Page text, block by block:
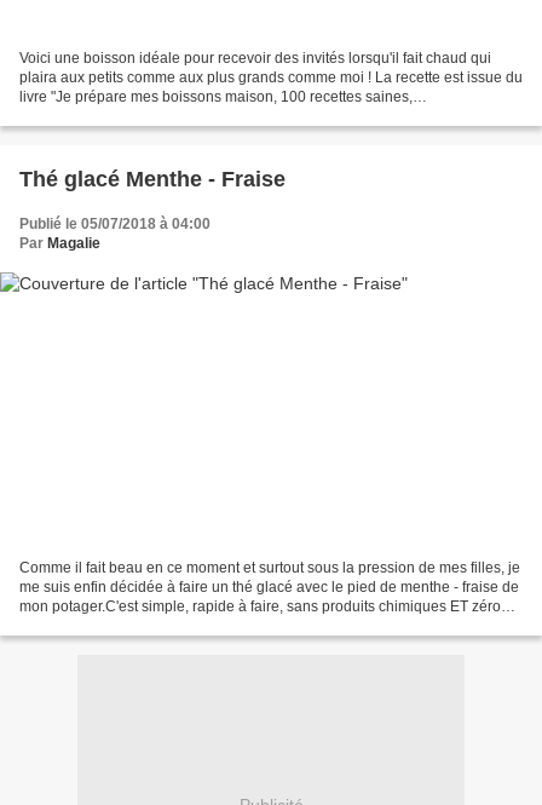
Voici une boisson idéale pour recevoir des invités lorsqu'il fait chaud qui
plaira aux petits comme aux plus grands comme moi ! La recette est issue du
livre "Je prépare mes boissons maison, 100 recettes saines,
Thé glacé Menthe - Fraise
Publié le 05/07/2018 à 04:00
Par Magalie
Comme il fait beau en ce moment et surtout sous la pression de mes filles, je
me suis enfin décidée à faire un thé glacé avec le pied de menthe - fraise de
mon potager.C'est simple, rapide à faire, sans produits chimiques ET zéro